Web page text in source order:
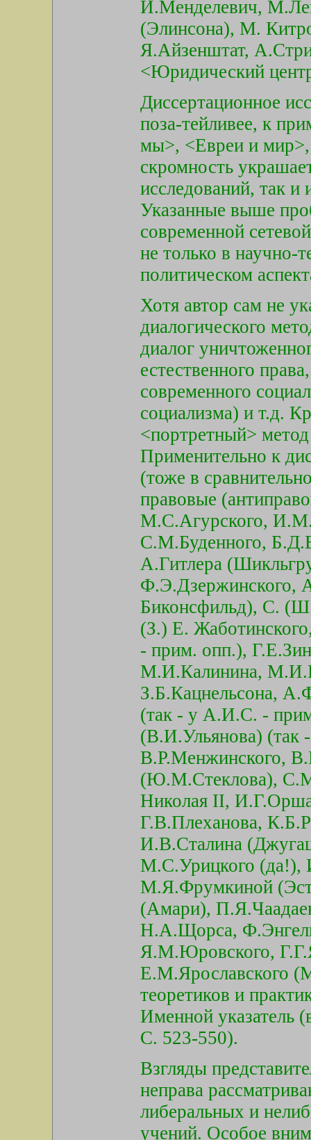
И.Менделевич,
(Элинсона), М.
Я.Айзенштат,
<Юридический
Диссертационное
поза-тейливее, к
мы>, <Евреи и
скромность
исследований, так
Указанные выше
современной
не только в научно-
политическом
Хотя автор сам не
диалогического
диалог
естественного
современного
социализма) и т.д.
<портретный>
Применительно к
(тоже в
правовые
М.С.Агурского,
С.М.Буденного,
А.Гитлера
Ф.Э.Дзержинского,
Биконсфильд), С.
(З.) Е.
- прим. опп.),
М.И.Калинина,
З.Б.Кацнельсона,
(так - у А.И.С. -
(В.И.Ульянова) (так
В.Р.Менжинского,
(Ю.М.Стеклова),
Николая II,
Г.В.Плеханова,
И.В.Сталина
М.С.Урицкого (да!),
М.Я.Фрумкиной
(Амари),
Н.А.Щорса,
Я.М.Юровского,
Е.М.Ярославского
теоретиков и
Именной указатель
С. 523-550).
Взгляды
неправа
либеральных и
учений. Особое